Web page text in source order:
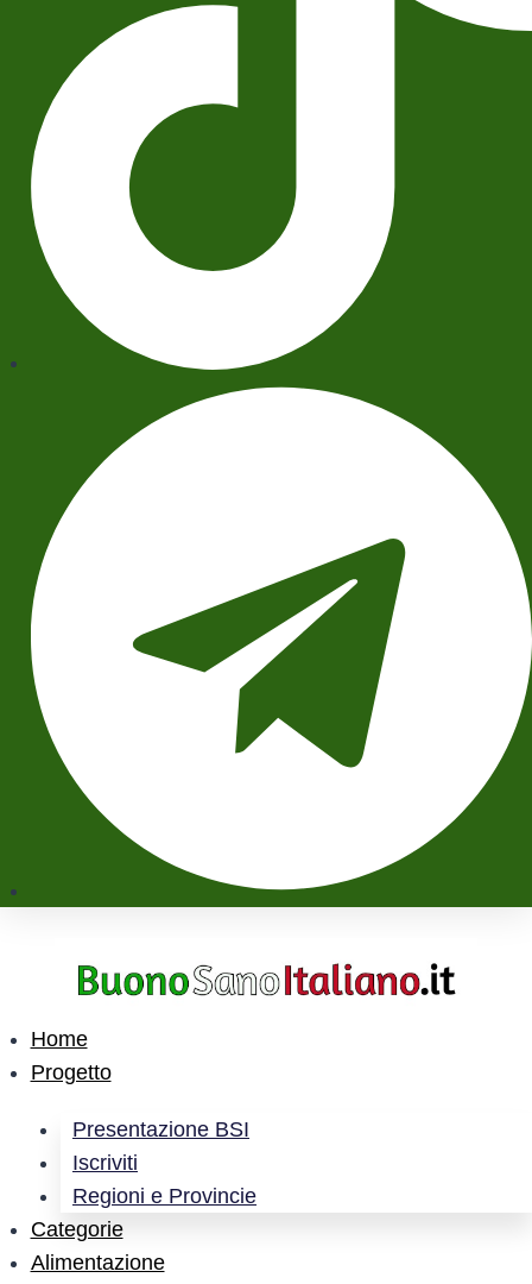
Home
Progetto
Presentazione BSI
Iscriviti
Regioni e Provincie
Categorie
Alimentazione